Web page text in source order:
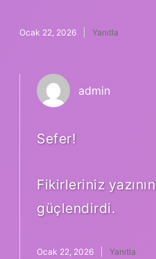
Ocak 22, 2026 Yanıtla
admin
Sefer!
Fikirleriniz yazının
güçlendirdi.
Ocak 22, 2026 Yanıtla